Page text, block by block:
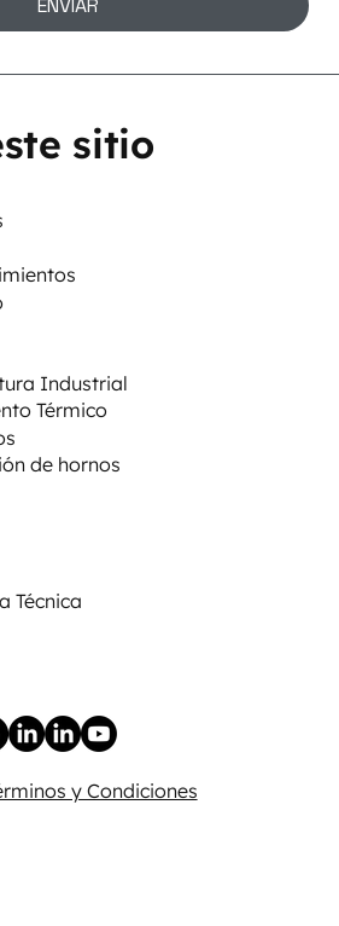
sitio
Industrial
Térmico
de hornos
Técnica
y Condiciones